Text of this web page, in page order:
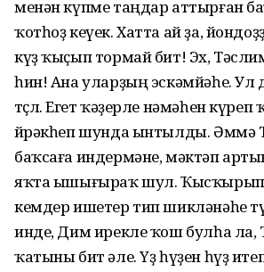
менән күпме таңдар аттырған
ҡотһоҙ кеүек. Хатта ай ҙа,
күҙ ҡыҫып тормай бит! Эх,
һин! Ана уларҙың эскәмйәһе. Ул
төҫлө. Егет ҡәҙерле нәмәһен
йөрәкһеп шунда ынтылды. Әммә
баҡсаға индермәне, мәктәп
яҡта ышығыраҡ шул. Ҡысҡырып
кемдер ишетер тип шикләнәһе
инде, Дим ирекле ҡош булһа ла,
ҡатыны бит әле. Үҙ һүҙен һүҙ